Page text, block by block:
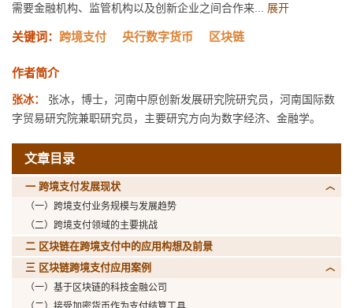
需要金融机构、监管机构以及创新企业之间合作来... 展开
关键词： 跨境支付 央行数字货币 区块链
作者简介
张冰：
张冰，博士，河南中原创新发展研究院研究员，河南国际数
字贸易研究院兼职研究员，主要研究方向为数字经济、金融学。
文章目录
一 跨境支付发展现状
（一）跨境支付业务规模与发展趋势
（二）跨境支付领域的主要挑战
二 区块链在跨境支付中的应用构想及前景
三 区块链跨境支付应用案例
（一）基于区块链的科技金融公司